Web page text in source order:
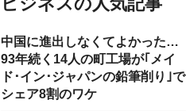
中国に進出しなくてよかった…
93年続く14人の町工場が｢メイ
ド･イン･ジャパンの鉛筆削り｣で
シェア8割のワケ